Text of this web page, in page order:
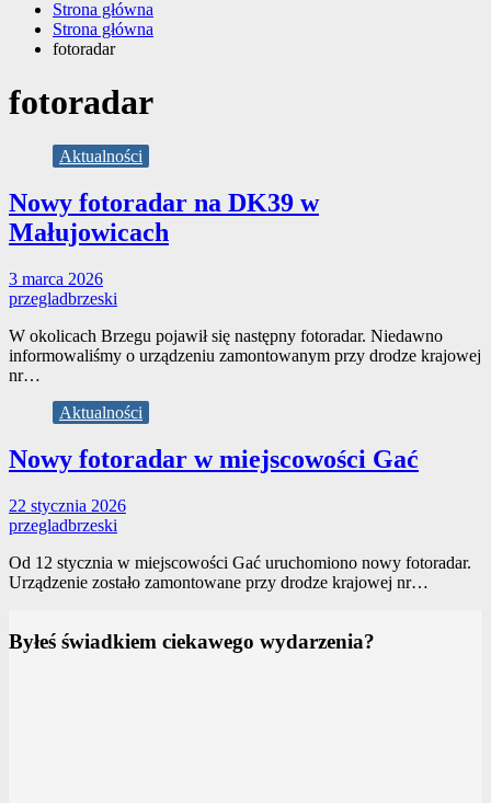
Strona główna
Strona główna
fotoradar
fotoradar
Aktualności
Nowy fotoradar na DK39 w
Małujowicach
3 marca 2026
przegladbrzeski
W okolicach Brzegu pojawił się następny fotoradar. Niedawno
informowaliśmy o urządzeniu zamontowanym przy drodze krajowej
nr…
Aktualności
Nowy fotoradar w miejscowości Gać
22 stycznia 2026
przegladbrzeski
Od 12 stycznia w miejscowości Gać uruchomiono nowy fotoradar.
Urządzenie zostało zamontowane przy drodze krajowej nr…
Byłeś świadkiem ciekawego wydarzenia?